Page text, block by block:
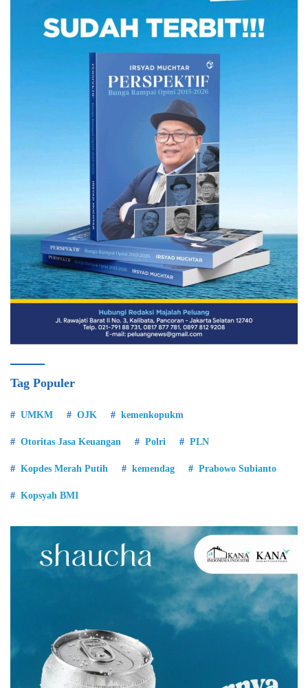
Tag Populer
UMKM OJK kemenkopukm
Otoritas Jasa Keuangan Polri PLN
Kopdes Merah Putih kemendag Prabowo Subianto
Kopsyah BMI